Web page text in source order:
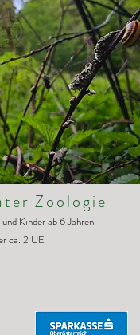
Zoologie
Kinder ab 6 Jahren
ca. 2 UE